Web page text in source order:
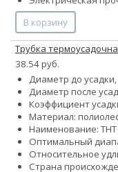
В корзину
Трубка
38.54 руб.
Диаметр до
Диаметр после
Коэффициент
Материал:
Наименование: ТНТ
Оптимальный
Относительное
Страна